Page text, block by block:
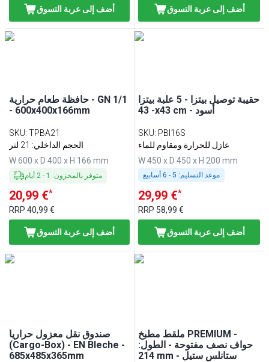
أضف إلى عربة التسوق أضف إلى عربة التسوق
حافظة طعام حرارية - GN 1/1
- 600x400x166mm
SKU: TPBA21
الحجم الداخلي: 21 لتر
W 600 x D 400 x H 166 mm
متوفر بالمخزون:
1
-
2 أيام
20,99 €*
RRP 40,99 €
أضف إلى عربة التسوق
حقيبة توصيل بيتزا - 5 علبة بيتزا
- 43x43 cm - أسود
SKU: PBI16S
عازل للحرارة ومقاوم للماء
W 450 x D 450 x H 200 mm
موعد التسليم:
29,99 €*
RRP 58,99 €
أضف إلى عربة التسوق
صندوق نقل معزول حرارياً
(Cargo-Box) - EN Bleche -
685x485x365mm
ملقط مطبخ PREMIUM -
حواف نصف مفتوحة - الطول:
214 mm - ستانلس ستيل